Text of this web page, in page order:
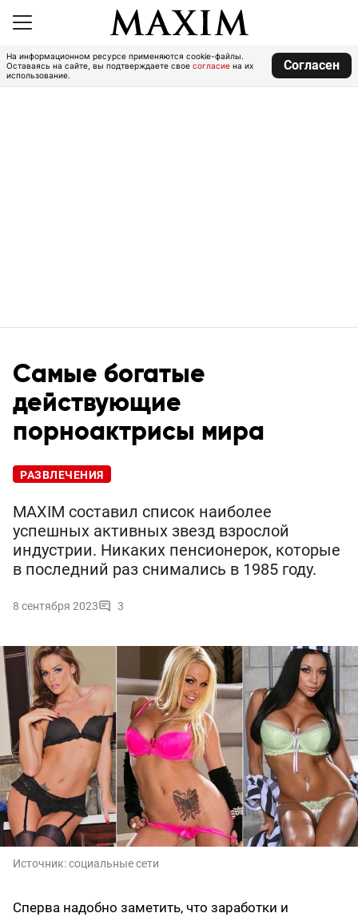
На информационном ресурсе применяются cookie-файлы.
Оставаясь на сайте, вы подтверждаете свое согласие на их
использование.
Согласен
Самые богатые
действующие
порноактрисы мира
РАЗВЛЕЧЕНИЯ
MAXIM составил список наиболее
успешных активных звезд взрослой
индустрии. Никаких пенсионерок, которые
в последний раз снимались в 1985 году.
8 сентября 2023 3
Источник:социальные сети
Сперва надобно заметить, что заработки и